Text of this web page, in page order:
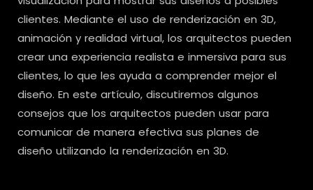
clientes. Mediante el uso de renderización en 3D,
animación y realidad virtual, los arquitectos pueden
crear una experiencia realista e inmersiva para sus
clientes, lo que les ayuda a comprender mejor el
diseño. En este artículo, discutiremos algunos
consejos que los arquitectos pueden usar para
comunicar de manera efectiva sus planes de
diseño utilizando la renderización en 3D.